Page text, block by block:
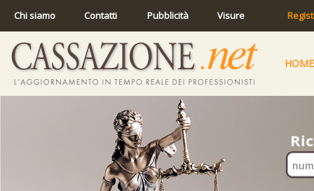
Chi siamo Contatti Pubblicità Visure
HOME